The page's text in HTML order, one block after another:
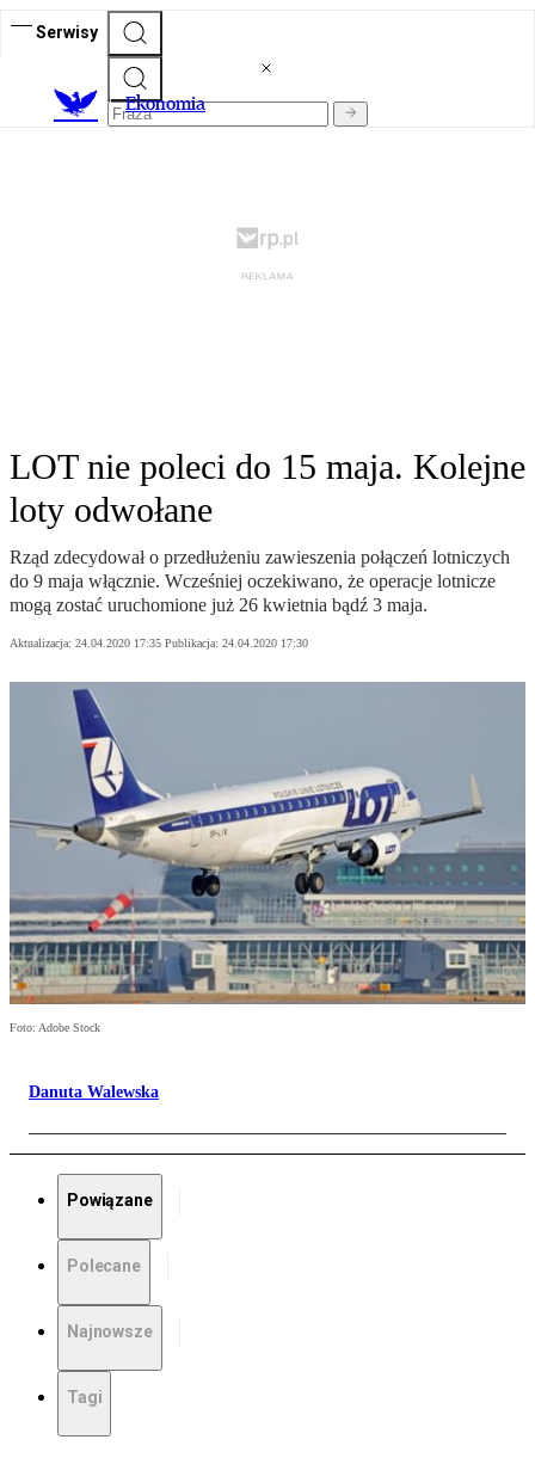
Serwisy
Ekonomia
LOT nie poleci do 15 maja. Kolejne
loty odwołane
Rząd zdecydował o przedłużeniu zawieszenia połączeń lotniczych
do 9 maja włącznie. Wcześniej oczekiwano, że operacje lotnicze
mogą zostać uruchomione już 26 kwietnia bądź 3 maja.
Aktualizacja: 24.04.2020 17:35 Publikacja: 24.04.2020 17:30
Foto: Adobe Stock
Danuta Walewska
Powiązane
Polecane
Najnowsze
Tagi